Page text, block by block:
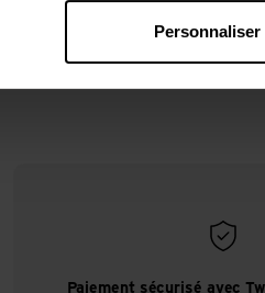
Personnaliser
Paiement sécurisé avec